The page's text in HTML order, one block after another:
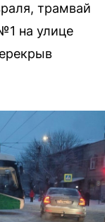
трамвай
на улице